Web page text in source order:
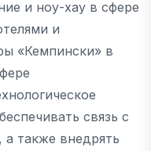
и ноу-хау в сфере
и
«Кемпински» в
связь с
также внедрять